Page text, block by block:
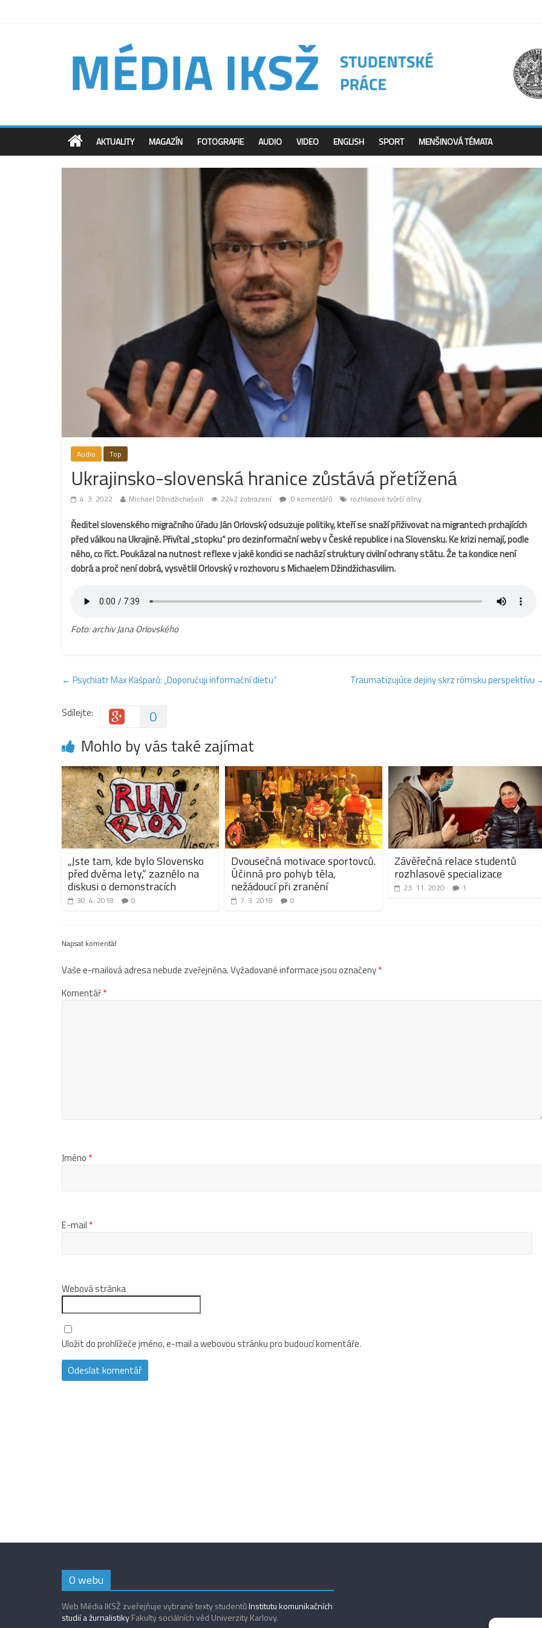
AKTUALITY MAGAZÍN FOTOGRAFIE AUDIO VIDEO ENGLISH SPORT MENŠINOVÁ TÉMATA
Audio Top
Ukrajinsko-slovenská hranice zůstává přetížená
4. 3. 2022 Michael Džindžichašvili 2242 zobrazení 0 komentářů rozhlasové tvůrčí dílny
Ředitel slovenského migračního úřadu Ján Orlovský odsuzuje politiky, kteří se snaží přiživovat na migrantech prchajících
před válkou na Ukrajině. Přivítal „stopku“ pro dezinformační weby v České republice i na Slovensku. Ke krizi nemají, podle
něho, co říct. Poukázal na nutnost reflexe v jaké kondici se nachází struktury civilní ochrany státu. Že ta kondice není
dobrá a proč není dobrá, vysvětlil Orlovský v rozhovoru s Michaelem Džindžichasvilim.
Foto: archiv Jana Orlovského
← Psychiatr Max Kašparů: „Doporučuji informační dietu“ Traumatizujúce dejiny skrz rómsku perspektívu
Sdílejte: 0
Mohlo by vás také zajímat
„Jste tam, kde bylo Slovensko
před dvěma lety,“ zaznělo na
diskusi o demonstracích
30. 4. 2018 0
Dvousečná motivace sportovců.
Účinná pro pohyb těla,
nežádoucí při zranění
7. 3. 2018 0
Závěřečná relace studentů
rozhlasové specializace
23. 11. 2020 1
Napsat komentář
Vaše e-mailová adresa nebude zveřejněna.Vyžadované informace jsou označeny*
Komentář*
Jméno *
E-mail *
Webová stránka
Uložit do prohlížeče jméno, e-mail a webovou stránku pro budoucí komentáře.
O webu
Web Média IKSŽ zveřejňuje vybrané texty studentůInstitutu komunikačních
studií a žurnalistikyFakulty sociálních věd Univerzity Karlovy.